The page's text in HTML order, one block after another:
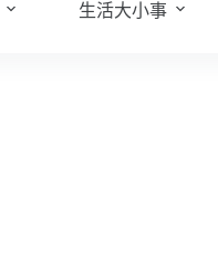
生活大小事